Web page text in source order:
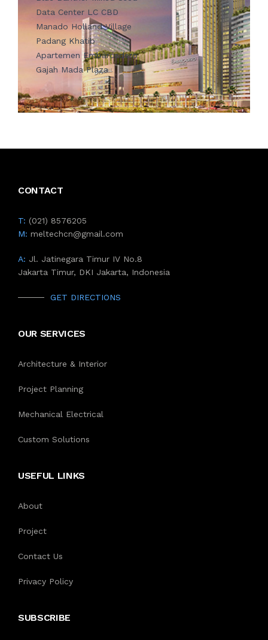
Data Center LC CBD
Manado Holland Village
Padang Khatib
Apartemen Embarcadero
Gajah Mada Plaza
CONTACT
T: (021) 8576205
M: meltechcn@gmail.com
A: Jl. Jatinegara Timur IV No.8
Jakarta Timur, DKI Jakarta, Indonesia
GET DIRECTIONS
OUR SERVICES
Architecture & Interior
Project Planning
Mechanical Electrical
Custom Solutions
USEFUL LINKS
About
Project
Contact Us
Privacy Policy
SUBSCRIBE